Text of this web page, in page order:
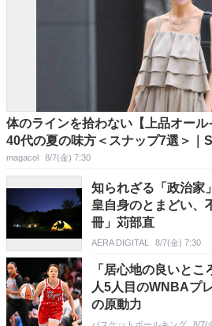
体のラインを拾わない【上品オー
40代の夏の味方＜スナップ7選＞｜
magacol 8/7(金) 7:30
知られざる「政治
皇自身のとまどい、
冊」苅部直
AERA DIGITAL 8/7(金) 7:30
「居心地の良いと
人5人目のWNBAプ
の原動力
バスケットボールキング 8/7(